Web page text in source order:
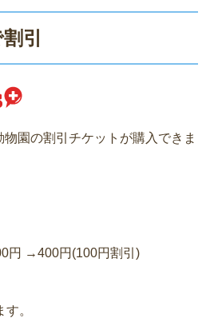
引
園の割引チケットが購入できま
円 →400円(100円割引)
。